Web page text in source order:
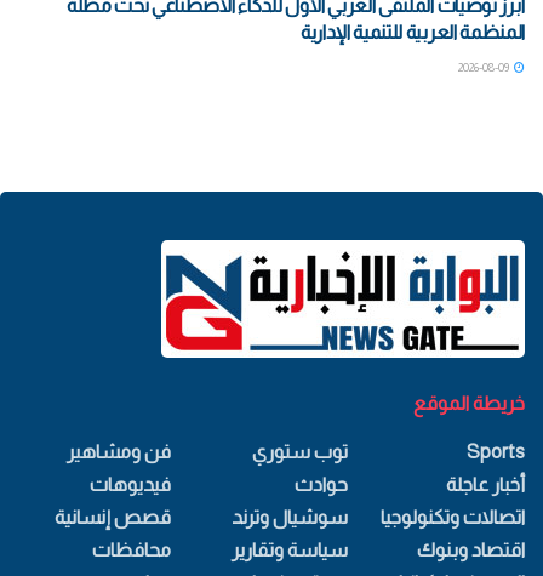
أبرز توصيات الملتقى العربي الأول للذكاء الاصطناعي تحت مظلة
المنظمة العربية للتنمية الإدارية
خريطة الموقع
Sports
أخبار عاجلة
اتصالات وتكنولوجيا
اقتصاد وبنوك
توب ستوري
حوادث
سوشيال وترند
سياسة وتقارير
فن ومشاهير
فيديوهات
قصص إنسانية
محافظات